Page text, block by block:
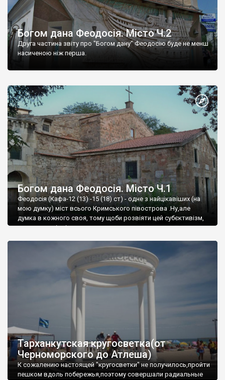
Богом дана Феодосія. Місто Ч.2
Друга частина звіту про "Богом дану" Феодосію буде не менш
насиченою ніж перша.
Богом дана Феодосія. Місто Ч.1
Феодосія (Кафа-12 (13) -15 (18) ст) - одне з найцікавіших (на
мою думку) міст всього Кримського півострова .Ну,але
думка в кожного своя, тому щоби розвіяти цей субєктивізм,
запрошую відвідати це
Тарханкутская кругосветка(от
Черноморского до Атлеша)
К сожалению настоящей "кругосветки" не получилось,пройти
пешком вдоль побережья,поэтому совершали радиальные